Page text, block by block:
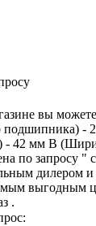
вы
подшипника) -
- 42 мм B
по запросу "
дилером
выгодным
.